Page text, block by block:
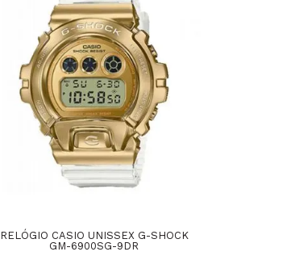
RELÓGIO CASIO UNISSEX G-SHOCK
GM-6900SG-9DR